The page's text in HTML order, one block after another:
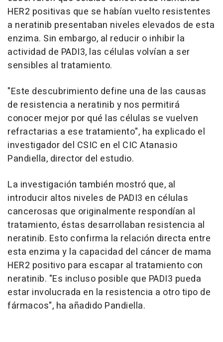
HER2 positivas que se habían vuelto resistentes
a neratinib presentaban niveles elevados de esta
enzima. Sin embargo, al reducir o inhibir la
actividad de PADI3, las células volvían a ser
sensibles al tratamiento.
"Este descubrimiento define una de las causas
de resistencia a neratinib y nos permitirá
conocer mejor por qué las células se vuelven
refractarias a ese tratamiento", ha explicado el
investigador del CSIC en el CIC Atanasio
Pandiella, director del estudio.
La investigación también mostró que, al
introducir altos niveles de PADI3 en células
cancerosas que originalmente respondían al
tratamiento, éstas desarrollaban resistencia al
neratinib. Esto confirma la relación directa entre
esta enzima y la capacidad del cáncer de mama
HER2 positivo para escapar al tratamiento con
neratinib. "Es incluso posible que PADI3 pueda
estar involucrada en la resistencia a otro tipo de
fármacos", ha añadido Pandiella.